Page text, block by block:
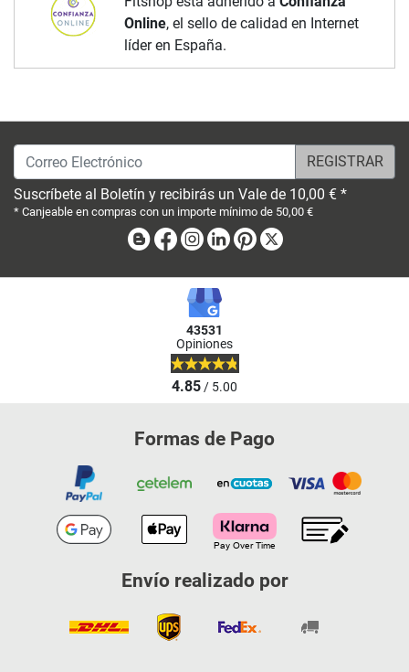
Online, el sello de calidad en Internet
líder en España.
Correo Electrónico
Suscríbete al Boletín y recibirás un Vale de 10,00 € *
* Canjeable en compras con un importe mínimo de 50,00 €
BlogFacebook
Instagram
LinkedinPinterest
43531
Opiniones
4.85/ 5.00
Formas de Pago
Envío realizado por